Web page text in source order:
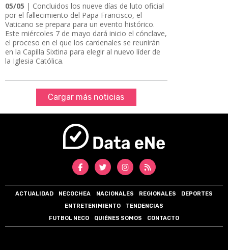
05/05 | Concluidos los nueve días de luto oficial
por el fallecimiento del Papa Francisco, el
Vaticano se prepara para un evento histórico.
Este miércoles 7 de mayo dará inicio el cónclave,
el proceso en el que los cardenales se reunirán
en la Capilla Sixtina para elegir al nuevo líder de
la Iglesia Católica.
Cargar más noticias
ACTUALIDAD NECOCHEA NACIONALES REGIONALES
DEPORTES
ENTRETENIMIENTO
TENDENCIAS
FUTBOL NECO
QUIÉNES SOMOS CONTACTO